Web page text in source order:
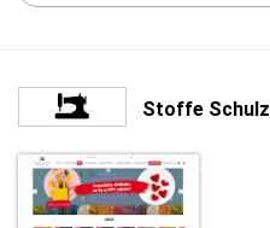
Stoffe Schulz